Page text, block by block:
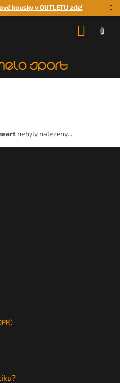
kousky v OUTLETU zde!
nebyly nalezeny...